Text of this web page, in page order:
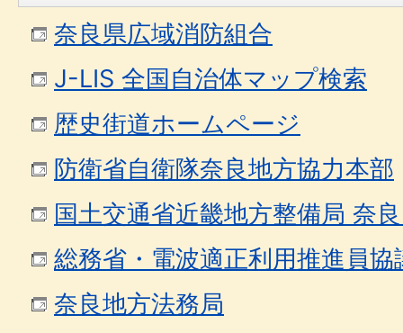
奈良県広域消防組合
J-LIS 全国自治体マップ検索
歴史街道ホームページ
防衛省自衛隊奈良地方協力本部
国土交通省近畿地方整備局 奈
総務省・電波適正利用推進員協
奈良地方法務局